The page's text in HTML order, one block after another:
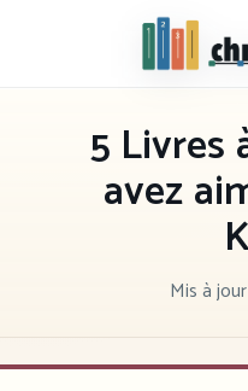
5 Livres
avez
Mis à